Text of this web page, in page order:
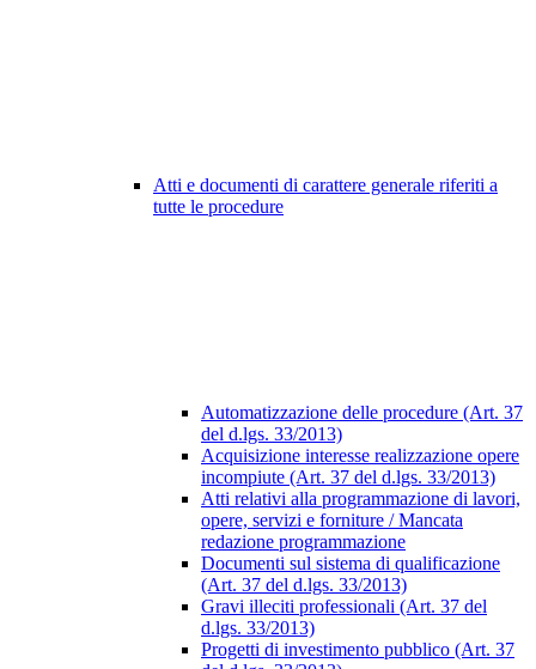
Atti e documenti di carattere generale riferiti a
tutte le procedure
Automatizzazione delle procedure (Art. 37
del d.lgs. 33/2013)
Acquisizione interesse realizzazione opere
incompiute (Art. 37 del d.lgs. 33/2013)
Atti relativi alla programmazione di lavori,
opere, servizi e forniture / Mancata
redazione programmazione
Documenti sul sistema di qualificazione
(Art. 37 del d.lgs. 33/2013)
Gravi illeciti professionali (Art. 37 del
d.lgs. 33/2013)
Progetti di investimento pubblico (Art. 37